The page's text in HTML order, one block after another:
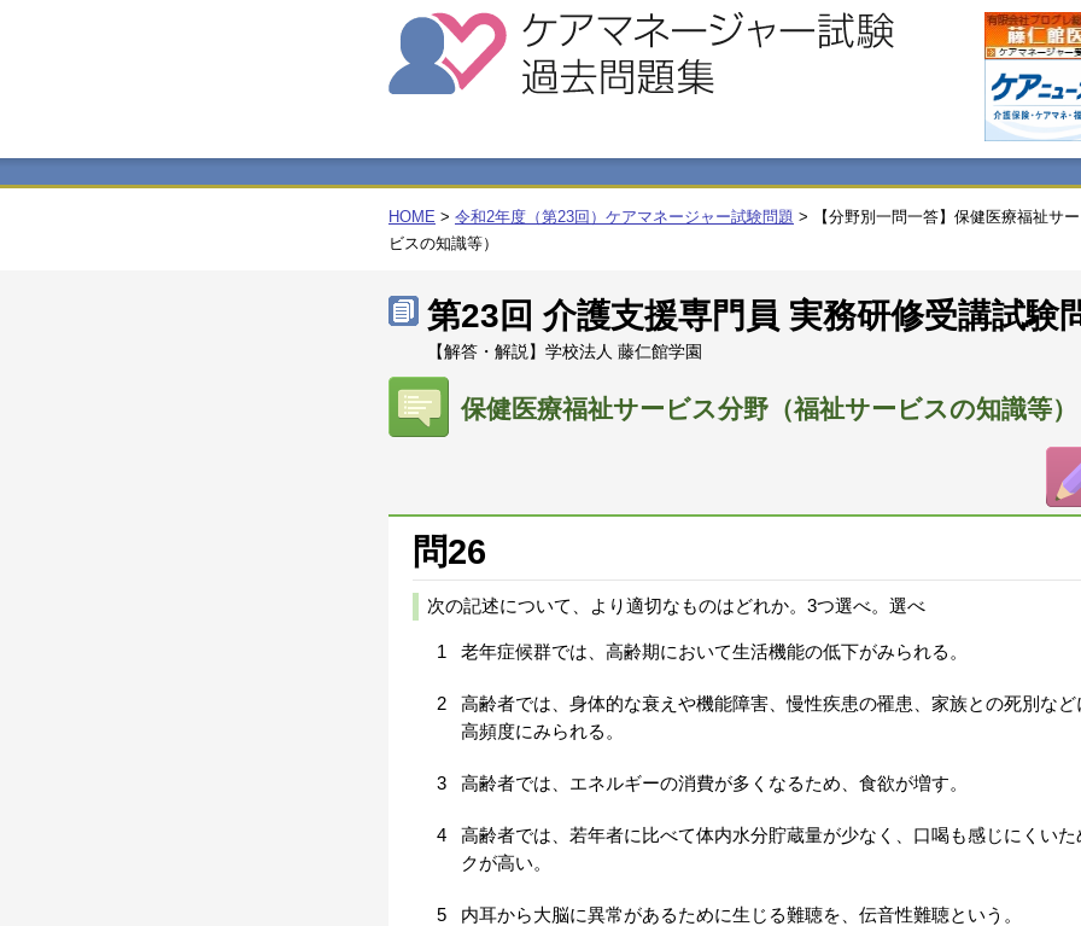
HOME > 令和2年度（第23回）ケアマネージャー試験問題 >
【分野別一問一答】保健医療福祉サ
ビスの知識等）
第23回 介護支援専門員 実務研修受講試験
【解答・解説】学校法人 藤仁館学園
保健医療福祉サービス分野（福祉サービスの知識等
問26
次の記述について、より適切なものはどれか。3つ選べ。選べ
1 老年症候群では、高齢期において生活機能の低下がみられる。
2
高齢者では、身体的な衰えや機能障害、慢性疾患の罹患、家族との死別な
高頻度にみられる。
3 高齢者では、エネルギーの消費が多くなるため、食欲が増す。
4
高齢者では、若年者に比べて体内水分貯蔵量が少なく、口喝も感じにくいた
クが高い。
5 内耳から大脳に異常があるために生じる難聴を、伝音性難聴という。